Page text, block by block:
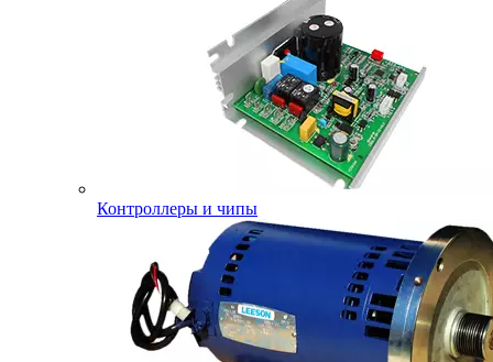
Контроллеры и чипы